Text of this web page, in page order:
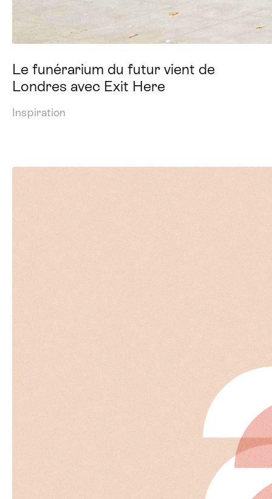
Le funérarium du futur vient de
Londres avec Exit Here
Inspiration